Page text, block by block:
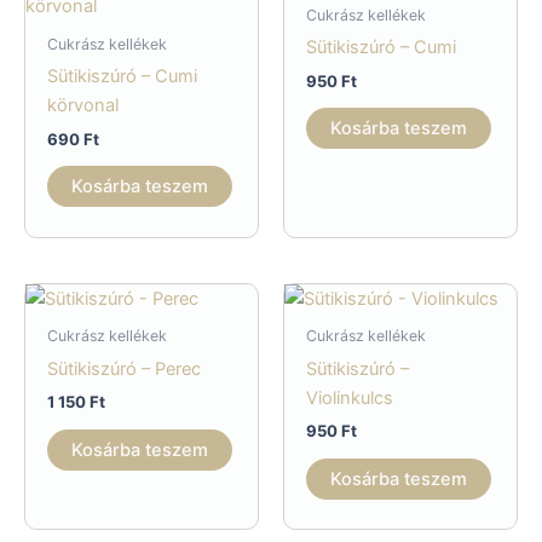
Cukrász kellékek
Sütikiszúró – Cumi
körvonal
690Ft
Kosárba teszem
Cukrász kellékek
Sütikiszúró – Cumi
950Ft
Kosárba teszem
Cukrász kellékek
Sütikiszúró – Perec
1 150Ft
Kosárba teszem
Cukrász kellékek
Sütikiszúró –
Violinkulcs
950Ft
Kosárba teszem